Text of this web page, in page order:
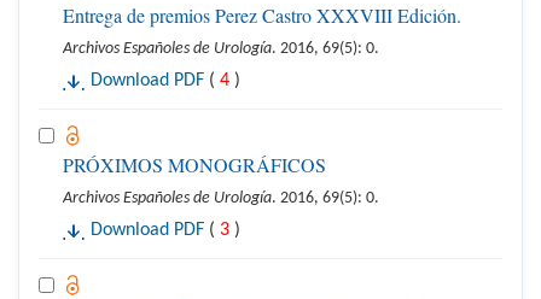
Entrega de premios Perez Castro XXXVIII Edición.
Archivos Españoles de Urología. 2016, 69(5): 0.
Download PDF ( 4 )
PRÓXIMOS MONOGRÁFICOS
Archivos Españoles de Urología. 2016, 69(5): 0.
Download PDF ( 3 )